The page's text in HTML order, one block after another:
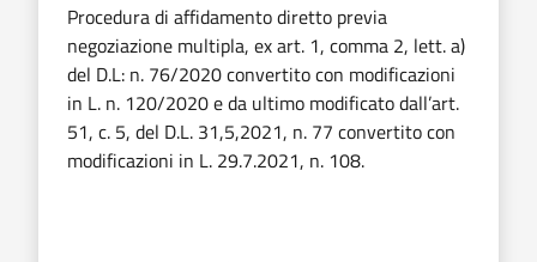
Procedura di affidamento diretto previa
negoziazione multipla, ex art. 1, comma 2, lett. a)
del D.L: n. 76/2020 convertito con modificazioni
in L. n. 120/2020 e da ultimo modificato dall’art.
51, c. 5, del D.L. 31,5,2021, n. 77 convertito con
modificazioni in L. 29.7.2021, n. 108.